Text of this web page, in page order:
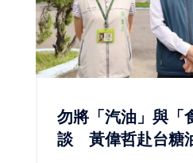
勿將「汽油」與「
談 黃偉哲赴台糖